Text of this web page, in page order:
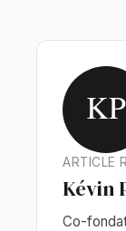
KP
ARTICLE
Kévin
Co-